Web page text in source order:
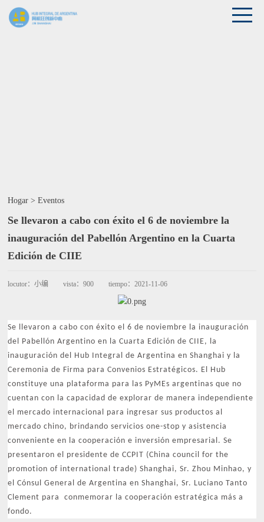
Hogar >Eventos
Se llevaron a cabo con éxito el 6 de noviembre la
inauguración del Pabellón Argentino en la Cuarta
Edición de CIIE
locutor：小编 vista：900 tiempo：2021-11-06
Se llevaron a cabo con éxito el 6 de noviembre la inauguración
del Pabellón Argentino en la Cuarta Edición de CIIE, la
inauguración del Hub Integral de Argentina en Shanghai y la
Ceremonia de Firma para Convenios Estratégicos. El Hub
constituye una plataforma para las PyMEs argentinas que no
cuentan con la capacidad de explorar de manera independiente
el mercado internacional para ingresar sus productos al
mercado chino, brindando servicios one-stop y asistencia
conveniente en la cooperación e inversión empresarial. Se
presentaron el presidente de CCPIT (China council for the
promotion of international trade) Shanghai, Sr. Zhou Minhao, y
el Cónsul General de Argentina en Shanghai, Sr. Luciano Tanto
Clement para conmemorar la cooperación estratégica más a
fondo.